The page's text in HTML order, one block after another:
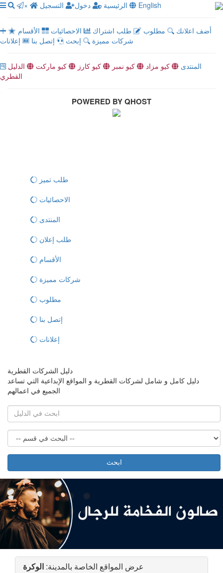
× الرئيسية دخول التسجيل English
أضف اعلانك مطلوب طلب اشتراك الاحصائيات
الأقسام
شركات مميزة
إبحث إتصل بنا إعلانات
المنتدى كيو مزاد كيو نمبر كيو كارز كيو ماركت
الدليل
القطري
POWERED BY QHOST
طلب تميز
الاحصائيات
المنتدى
طلب إعلان
الأقسام
شركات مميزة
مطلوب
إتصل بنا
إعلانات
دليل الشركات القطرية
دليل كامل و شامل لشركات القطرية و المواقع الإبداعية التي تساعد
الجميع في اعمالهم
ابحث
عرض المواقع الخاصة بالمدينة: الوكرة